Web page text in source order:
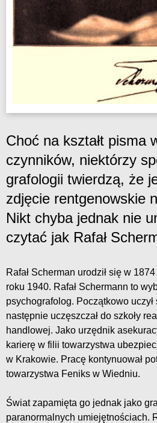
Choć na kształt pisma
czynników, niektórzy
grafologii twierdzą, że
zdjęcie rentgenowskie
Nikt chyba jednak nie
czytać jak Rafał
Rafał Scherman urodził się w
roku 1940. Rafał Schermann to
psychografolog. Początkowo uczył
następnie uczęszczał do szkoły
handlowej. Jako urzędnik
karierę w filii towarzystwa
w Krakowie. Pracę kontynuował
towarzystwa Feniks w Wiedniu.
Świat zapamięta go jednak jako
paranormalnych umiejętnościach.